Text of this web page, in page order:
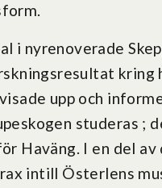
i nyrenoverade
kring
upp och
studeras ;
Haväng. I en del av
intill Österlens